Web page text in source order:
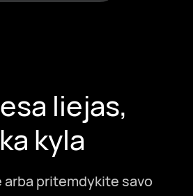
liejas,
kyla
arba pritemdykite savo